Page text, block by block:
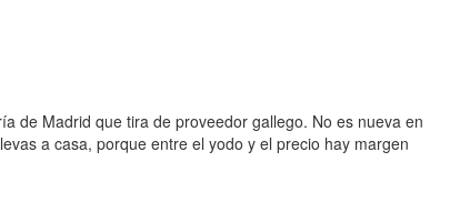
de Madrid que tira de proveedor gallego. No es nueva en
a casa, porque entre el yodo y el precio hay margen